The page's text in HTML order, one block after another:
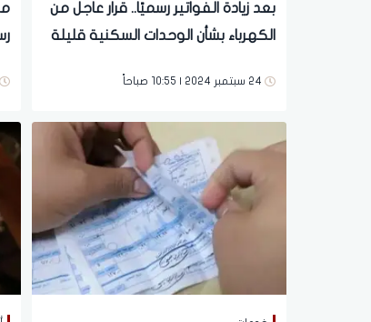
بعد زيادة الفواتير رسميًا.. قرار عاجل من
الكهرباء بشأن الوحدات السكنية قليلة
24 سبتمبر 2024 | 10:55 صباحاً